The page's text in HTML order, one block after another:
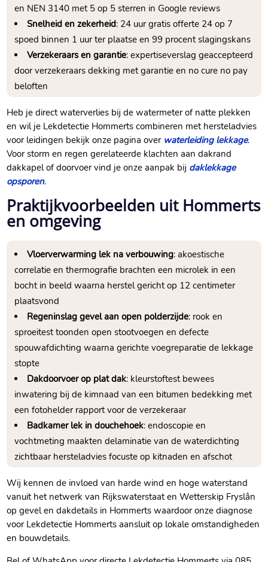
en NEN 3140 met 5 op 5 sterren in Google reviews
Snelheid en zekerheid: 24 uur gratis offerte 24 op 7
spoed binnen 1 uur ter plaatse en 99 procent slagingskans
Verzekeraars en garantie: expertiseverslag geaccepteerd
door verzekeraars dekking met garantie en no cure no pay
beloften
Heb je direct waterverlies bij de watermeter of natte plekken
en wil je Lekdetectie Hommerts combineren met hersteladvies
voor leidingen bekijk onze pagina over waterleiding lekkage.​
Voor storm en regen gerelateerde klachten aan dakrand
dakkapel of doorvoer vind je onze aanpak bij daklekkage
opsporen.​
Praktijkvoorbeelden uit Hommerts
en omgeving
Vloerverwarming lek na verbouwing: akoestische
correlatie en thermografie brachten een microlek in een
bocht in beeld waarna herstel gericht op 12 centimeter
plaatsvond
Regeninslag gevel aan open polderzijde: rook en
sproeitest toonden open stootvoegen en defecte
spouwafdichting waarna gerichte voegreparatie de lekkage
stopte
Dakdoorvoer op plat dak: kleurstoftest bewees
inwatering bij de kimnaad van een bitumen bedekking met
een fotohelder rapport voor de verzekeraar
Badkamer lek in douchehoek: endoscopie en
vochtmeting maakten delaminatie van de waterdichting
zichtbaar hersteladvies focuste op kitnaden en afschot
Wij kennen de invloed van harde wind en hoge waterstand
vanuit het netwerk van Rijkswaterstaat en Wetterskip Fryslân
op gevel en dakdetails in Hommerts waardoor onze diagnose
voor Lekdetectie Hommerts aansluit op lokale omstandigheden
en bouwdetails.​